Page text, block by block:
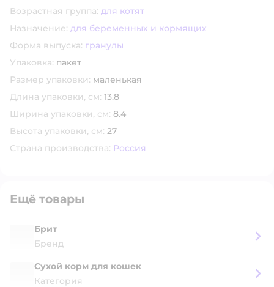
Возрастная группа: для котят
Назначение: для беременных и кормящих
Форма выпуска: гранулы
Упаковка: пакет
Размер упаковки: маленькая
Длина упаковки, см: 13.8
Ширина упаковки, см: 8.4
Высота упаковки, см: 27
Страна производства: Россия
Ещё товары
Брит
Бренд
Сухой корм для кошек
Категория